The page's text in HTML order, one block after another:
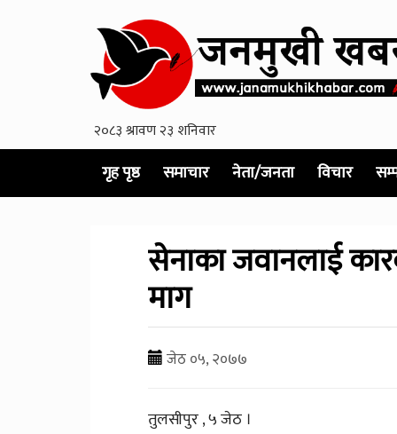
गृह पृष्ठ समाचार नेता/जनता विचार
सेनाका जवानलाई
माग
जेठ ०५, २०७७
तुलसीपुर , ५ जेठ ।